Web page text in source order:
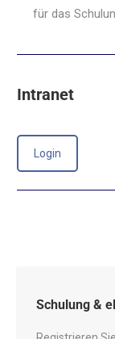
für das
Intranet
Login
Schulung &